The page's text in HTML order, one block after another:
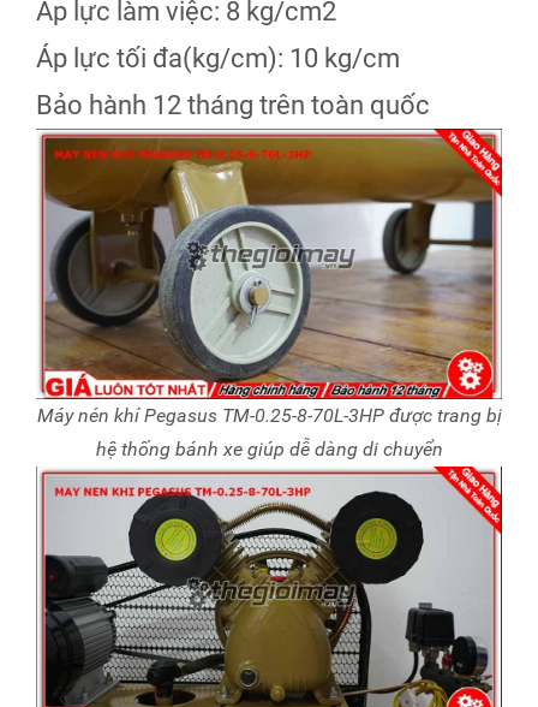
Áp lực làm việc: 8 kg/cm2
Áp lực tối đa(kg/cm): 10 kg/cm
Bảo hành 12 tháng trên toàn quốc
Máy nén khí Pegasus TM-0.25-8-70L-3HP được trang bị
hệ thống bánh xe giúp dễ dàng di chuyển